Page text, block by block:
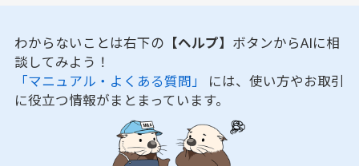
わからないことは右下の 【ヘルプ】 ボタンからAIに相
談してみよう！
「マニュアル・よくある質問」 には、使い方やお取引
に役立つ情報がまとまっています。